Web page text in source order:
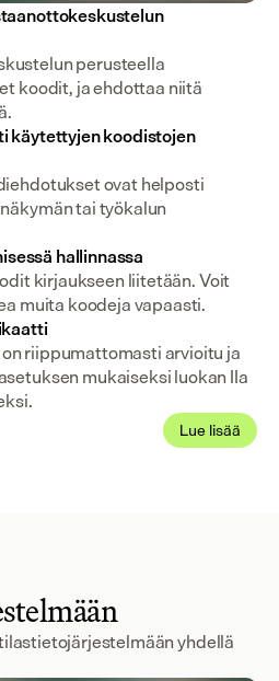
Lue lisää
perusteella
koodit, ja ehdottaa niitä
käytettyjen koodistojen
ovat helposti
tai työkalun
hallinnassa
kirjaukseen liitetään. Voit
muita koodeja vapaasti.
riippumattomasti arvioitu ja
mukaiseksi luokan IIa
yhdellä